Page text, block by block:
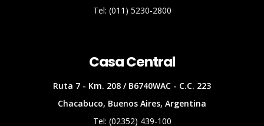
Tel: (011) 5230-2800
Casa Central
Ruta 7 - Km. 208 / B6740WAC - C.C. 223
Chacabuco, Buenos Aires, Argentina
Tel: (02352) 439-100